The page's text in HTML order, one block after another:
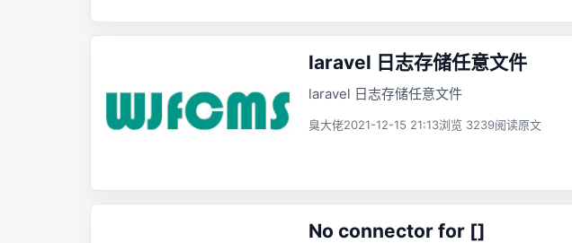
laravel 日志存储任意文件
laravel 日志存储任意文件
臭大佬2021-12-15 21:13浏览 3239阅读原文
No connector for []